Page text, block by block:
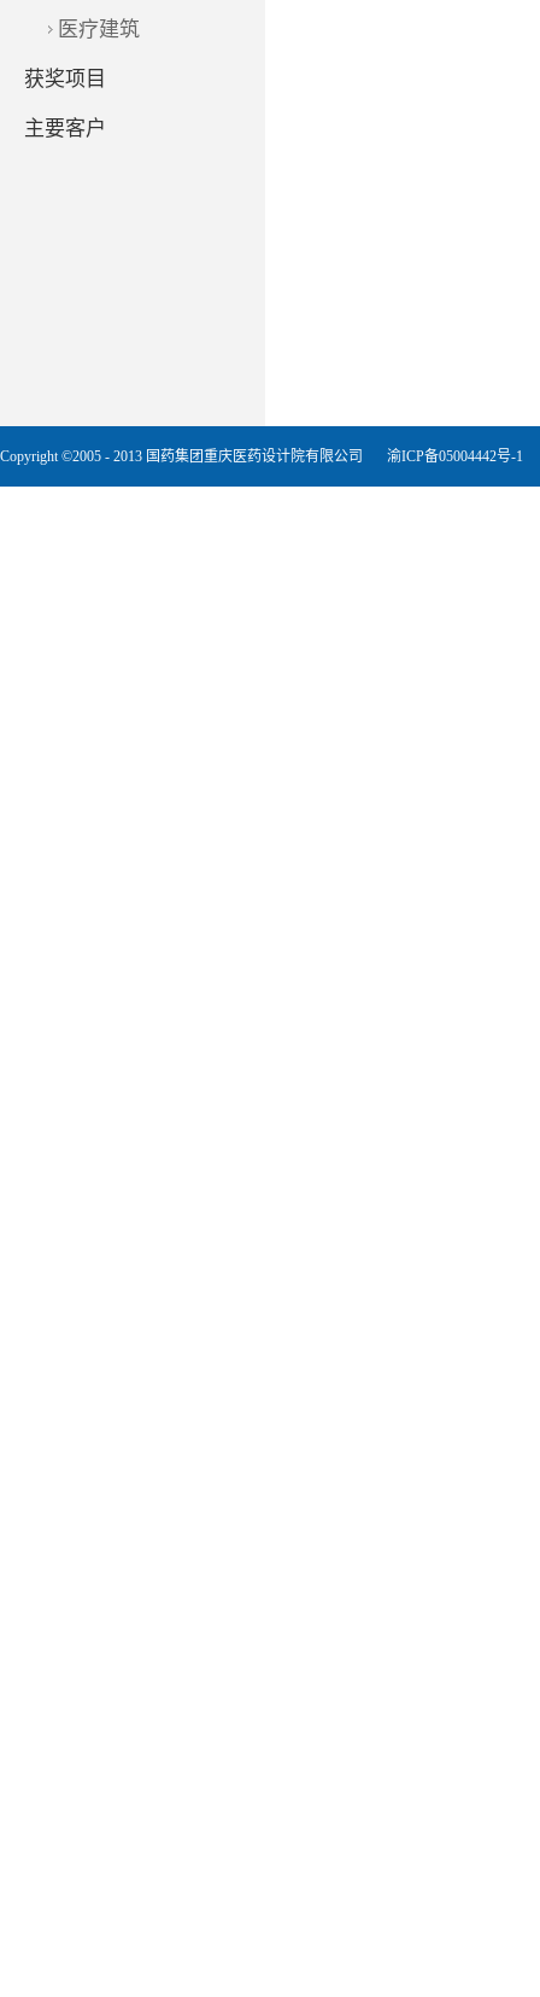
医疗建筑
获奖项目
主要客户
Copyright ©2005 - 2013 国药集团重庆医药设计院有限公司 渝ICP备05004442号-1